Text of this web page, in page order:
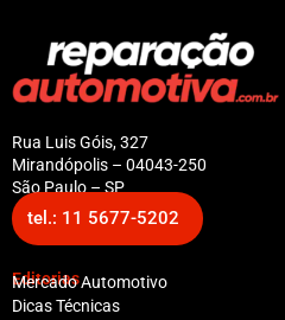
Rua Luis Góis, 327
Mirandópolis – 04043-250
São Paulo – SP
tel.: 11 5677-5202
Editorias
Mercado Automotivo
Dicas Técnicas